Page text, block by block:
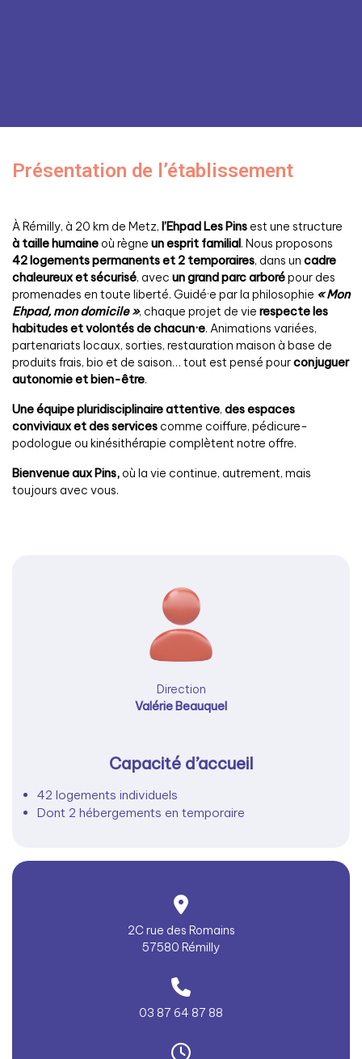
Présentation de l’établissement
À Rémilly, à 20 km de Metz, l’Ehpad Les Pins est une structure
à taille humaine où règne un esprit familial. Nous proposons
42 logements permanents et 2 temporaires, dans un cadre
chaleureux et sécurisé, avec un grand parc arborépour des
promenades en toute liberté. Guidé·e par la philosophie « Mon
Ehpad, mon domicile », chaque projet de vie respecte les
habitudes et volontés de chacun·e. Animations variées,
partenariats locaux, sorties, restauration maison à base de
produits frais, bio et de saison… tout est pensé pourconjuguer
autonomie et bien-être.
Une équipe pluridisciplinaire attentive, des espaces
conviviaux et des services comme coiffure, pédicure-
podologue ou kinésithérapie complètent notre offre.
Bienvenue aux Pins, où la vie continue, autrement, mais
toujours avec vous.
Direction
Valérie Beauquel
Capacité d’accueil
42 logements individuels
Dont 2 hébergements en temporaire
2C rue des Romains
57580 Rémilly
03 87 64 87 88